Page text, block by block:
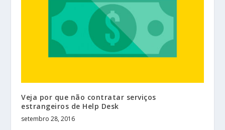
Veja por que não contratar serviços
estrangeiros de Help Desk
setembro 28, 2016